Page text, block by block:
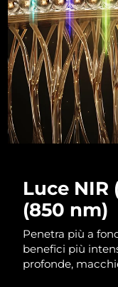
Luce
(850 nm)
Penetra più a
benefici più
profonde,
RAS di Macao
Malaysia
Malta
Messico
Paesi Bassi
Nuova Zelanda
Norvegia